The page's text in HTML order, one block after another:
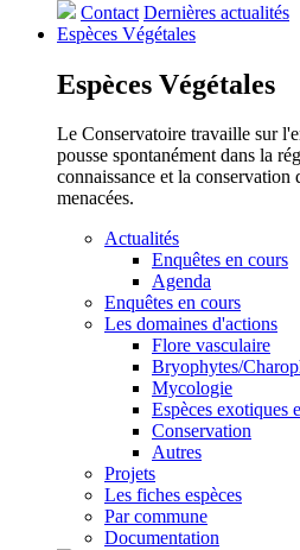
Contact Dernières actualités
Espèces Végétales
Espèces Végétales
Le Conservatoire travaille sur
pousse spontanément dans la
connaissance et la conservation
menacées.
Actualités
Enquêtes en cours
Agenda
Enquêtes en cours
Les domaines d'actions
Flore vasculaire
Bryophytes/
Mycologie
Espèces exotiques
Conservation
Autres
Projets
Les fiches espèces
Par commune
Documentation